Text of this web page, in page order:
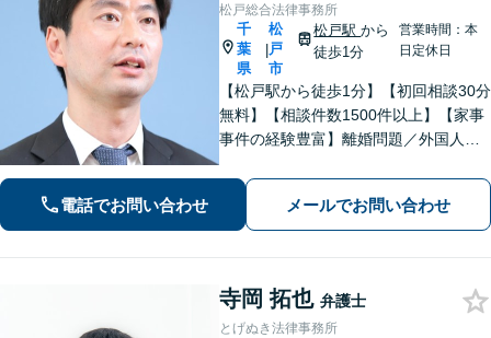
松戸総合法律事務所
千
葉
県
|
松
戸
市
松戸駅から
徒歩1分
営業時間：本
日定休日
【松戸駅から徒歩1分】【初回相談30分
無料】【相談件数1500件以上】【家事
事件の経験豊富】離婚問題／外国人問
頼者に寄り添うスタイルに定評あり。
「解決後の生活から考える」がモット
ー。
電話でお問い合わせ メールでお問い合わせ
寺岡 拓也 弁護士
とげぬき法律事務所